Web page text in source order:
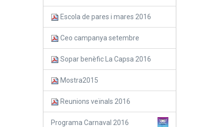
Escola de pares i mares 2016
Ceo campanya setembre
Sopar benèfic La Capsa 2016
Mostra2015
Reunions veïnals 2016
Programa Carnaval 2016